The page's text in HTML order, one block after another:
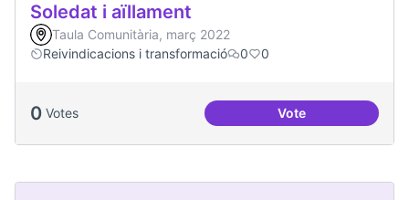
Soledat i aïllament
Taula Comunitària, març 2022
Reivindicacions i transformació
0 0
0 Votes VoteSoledat i aïllament